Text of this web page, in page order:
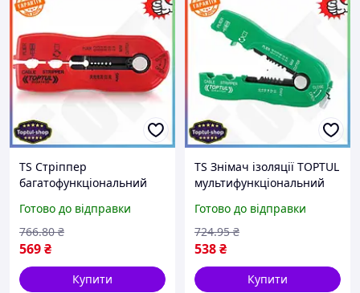
TS Стріппер
багатофункціональний
Line ізоляції з проводів
д0.2-0.8мм знімач ізоляції
каб SHT55_Q
Готово до відправки
569₴
766.80 ₴
Купити
TS Знімач ізоляції TOPTUL
мультифункціональний
зняття ізоляції з проводів
різак для каб SHT55_Q
Готово до відправки
538₴
724.95 ₴
Купити